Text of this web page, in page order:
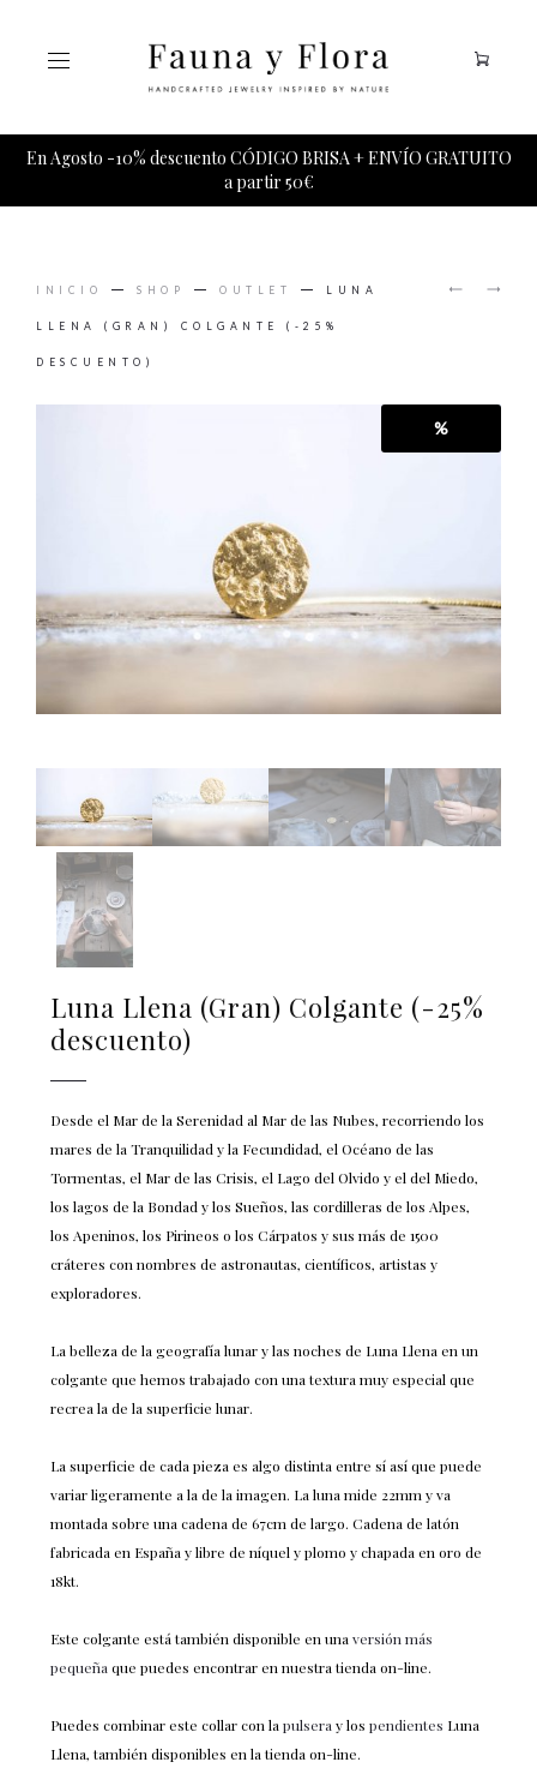
En Agosto -10% descuento CÓDIGO BRISA + ENVÍO GRATUITO
a partir 50€
INICIO SHOP OUTLET LUNA
LLENA (GRAN) COLGANTE (-25%
DESCUENTO)
%
Luna Llena (Gran) Colgante (-25%
descuento)
Desde el Mar de la Serenidad al Mar de las Nubes, recorriendo los
mares de la Tranquilidad y la Fecundidad, el Océano de las
Tormentas, el Mar de las Crisis, el Lago del Olvido y el del Miedo,
los lagos de la Bondad y los Sueños, las cordilleras de los Alpes,
los Apeninos, los Pirineos o los Cárpatos y sus más de 1500
cráteres con nombres de astronautas, científicos, artistas y
exploradores.
La belleza de la geografía lunar y las noches de Luna Llena en un
colgante que hemos trabajado con una textura muy especial que
recrea la de la superficie lunar.
La superficie de cada pieza es algo distinta entre sí así que puede
variar ligeramente a la de la imagen. La luna mide 22mm y va
montada sobre una cadena de 67cm de largo. Cadena de latón
fabricada en España y libre de níquel y plomo y chapada en oro de
18kt.
Este colgante está también disponible en una versión más
pequeña que puedes encontrar en nuestra tienda on-line.
Puedes combinar este collar con la pulsera y los pendientes Luna
Llena, también disponibles en la tienda on-line.